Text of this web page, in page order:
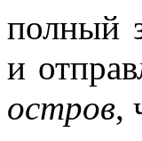
полный
и
остров,